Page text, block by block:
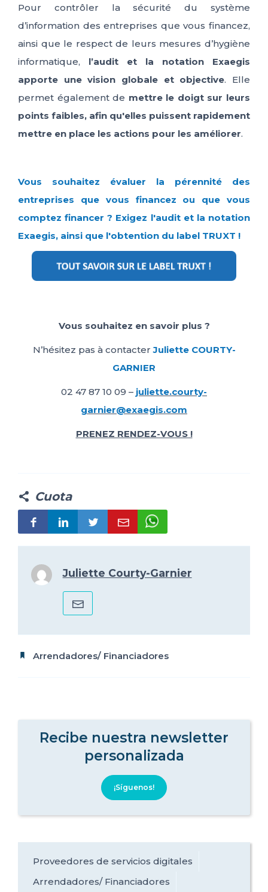
Pour contrôler la sécurité du système
d’information des entreprises que vous financez,
ainsi que le respect de leurs mesures d’hygiène
informatique, l’audit et la notation Exaegis
apporte une vision globale et objective. Elle
permet également de mettre le doigt sur leurs
points faibles, afin qu'elles puissent rapidement
mettre en place les actions pour les améliorer.
Vous souhaitez évaluer la pérennité des
entreprises que vous financez ou que vous
comptez financer ? Exigez l'audit et la notation
Exaegis, ainsi que l'obtention du label TRUXT !
Vous souhaitez en savoir plus ?
N’hésitez pas à contacterJuliette COURTY-
GARNIER
02 47 87 10 09 – juliette.courty-
garnier@exaegis.com
PRENEZ RENDEZ-VOUS !
Cuota
Juliette Courty-Garnier
Arrendadores/ Financiadores
Recibe nuestra newsletter
personalizada
¡Síguenos!
Proveedores de servicios digitales
Arrendadores/ Financiadores